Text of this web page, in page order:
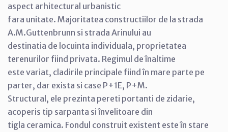
aspect arhitectural urbanistic
fara unitate. Majoritatea constructiilor de la strada
A.M.Guttenbrunn si strada Arinului au
destinatia de locuinta individuala, proprietatea
terenurilor fiind privata. Regimul de înaltime
este variat, cladirile principale fiind în mare parte pe
parter, dar exista si case P+1E, P+M.
Structural, ele prezinta pereti portanti de zidarie,
acoperis tip sarpanta si învelitoare din
tigla ceramica. Fondul construit existent este în stare